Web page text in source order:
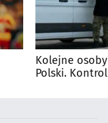
Kolejne
Polski.